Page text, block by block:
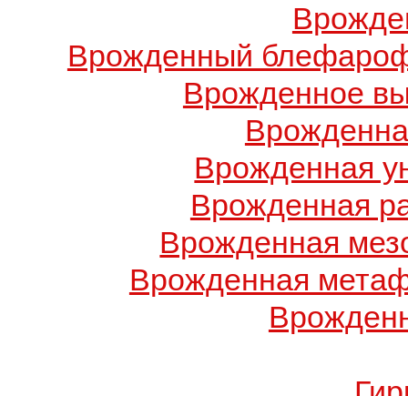
Врожденный
Врожденное
Врожденная
Врожденная
Врожденная
Врожденная